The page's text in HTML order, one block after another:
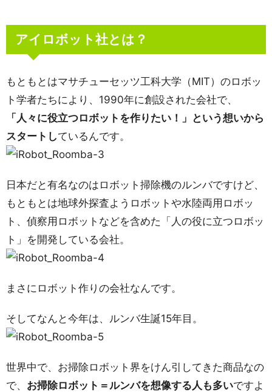
アイロボット社とは？
もともとはマサチューセッツ工科大学（MIT）のロボッ
ト学者たちにより、1990年に創設された会社で、
「人々に役立つロボットを作りたい！」という想いから
スタートしているんです。
日本だと有名なのはロボット掃除機のルンバですけど、
もともとは地球外探査ようロボットや水陸両用ロボッ
ト、偵察用ロボットなどを含めた「人の役に立つロボッ
ト」を開発している会社。
まさにロボット作りの会社なんです。
そしてなんと今年は、ルンバ生誕15年目。
世界中で、お掃除ロボット界をけん引してきた商品なの
で、 お掃除ロボット＝ルンバを想像する人も多いですよ